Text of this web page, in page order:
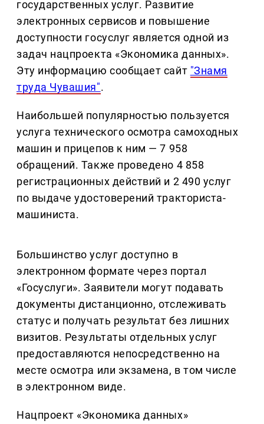
государственных услуг. Развитие
электронных сервисов и повышение
доступности госуслуг является одной из
задач нацпроекта «Экономика данных».
Эту информацию сообщает сайт "Знамя
труда Чувашия".
Наибольшей популярностью пользуется
услуга технического осмотра самоходных
машин и прицепов к ним — 7 958
обращений. Также проведено 4 858
регистрационных действий и 2 490 услуг
по выдаче удостоверений тракториста-
машиниста.
Большинство услуг доступно в
электронном формате через портал
«Госуслуги». Заявители могут подавать
документы дистанционно, отслеживать
статус и получать результат без лишних
визитов. Результаты отдельных услуг
предоставляются непосредственно на
месте осмотра или экзамена, в том числе
в электронном виде.
Нацпроект «Экономика данных»